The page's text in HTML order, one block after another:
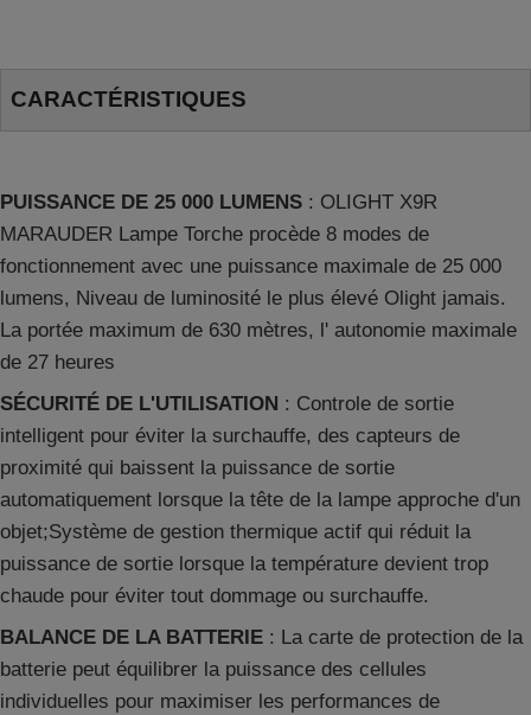
CARACTÉRISTIQUES
PUISSANCE DE 25 000 LUMENS : OLIGHT X9R
MARAUDER Lampe Torche procède 8 modes de
fonctionnement avec une puissance maximale de 25 000
lumens, Niveau de luminosité le plus élevé Olight jamais.
La portée maximum de 630 mètres, l' autonomie maximale
de 27 heures
SÉCURITÉ DE L'UTILISATION : Controle de sortie
intelligent pour éviter la surchauffe, des capteurs de
proximité qui baissent la puissance de sortie
automatiquement lorsque la tête de la lampe approche d'un
objet;Système de gestion thermique actif qui réduit la
puissance de sortie lorsque la température devient trop
chaude pour éviter tout dommage ou surchauffe.
BALANCE DE LA BATTERIE : La carte de protection de la
batterie peut équilibrer la puissance des cellules
individuelles pour maximiser les performances de